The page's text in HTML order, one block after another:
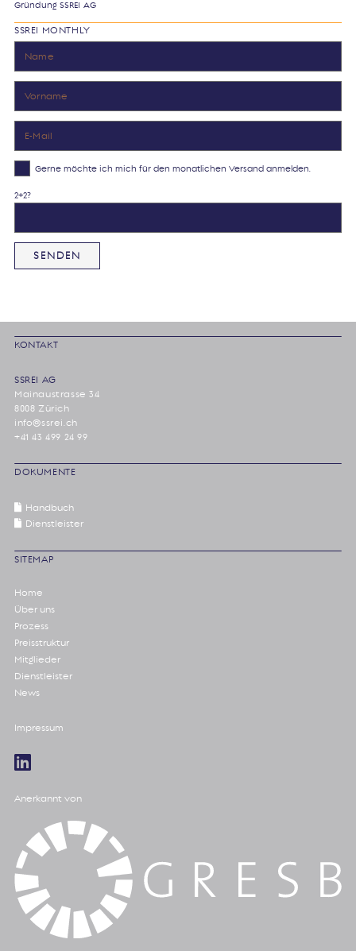
Gründung SSREI AG
SSREI MONTHLY
Gerne möchte ich mich für den monatlichen Versand anmelden.
2+2?
KONTAKT
SSREI AG
Mainaustrasse 34
8008 Zürich
info@ssrei.ch
+41 43 499 24 99
DOKUMENTE
Handbuch
Dienstleister
SITEMAP
Home
Über uns
Prozess
Preisstruktur
Mitglieder
Dienstleister
News
Impressum
Anerkannt von